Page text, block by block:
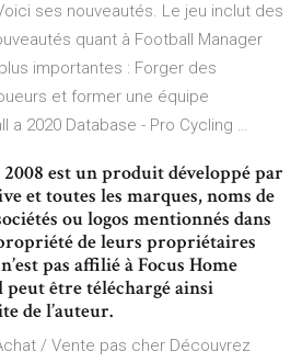
ses nouveautés. Le jeu inclut des
quant à Football Manager
importantes : Forger des
et former une équipe
a 2020 Database - Pro Cycling …
est un produit développé par
et toutes les marques, noms de
ou logos mentionnés dans
de leurs propriétaires
pas affilié à Focus Home
être téléchargé ainsi
de l’auteur.
/ Vente pas cher Découvrez